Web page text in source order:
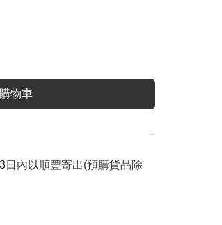
物車
−
日內以順豐寄出(預購貨品除